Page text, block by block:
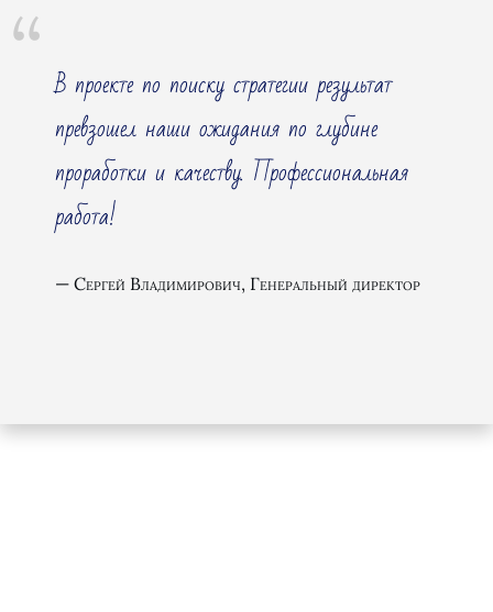
В проекте по поиску стратегии результат
превзошел наши ожидания по глубине
проработки и качеству. Профессиональная
работа!
Сергей Владимирович, Генеральный директор